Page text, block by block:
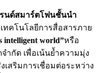
นด์สมาร์ตโฟนชั้นนำ
ทคโนโลยีการสื่อสารภาย
intelligent world”หรือ
ำกัด เพื่อเน้นย้ำความมุ่ง
สริมการเชื่อมต่อระหว่าง